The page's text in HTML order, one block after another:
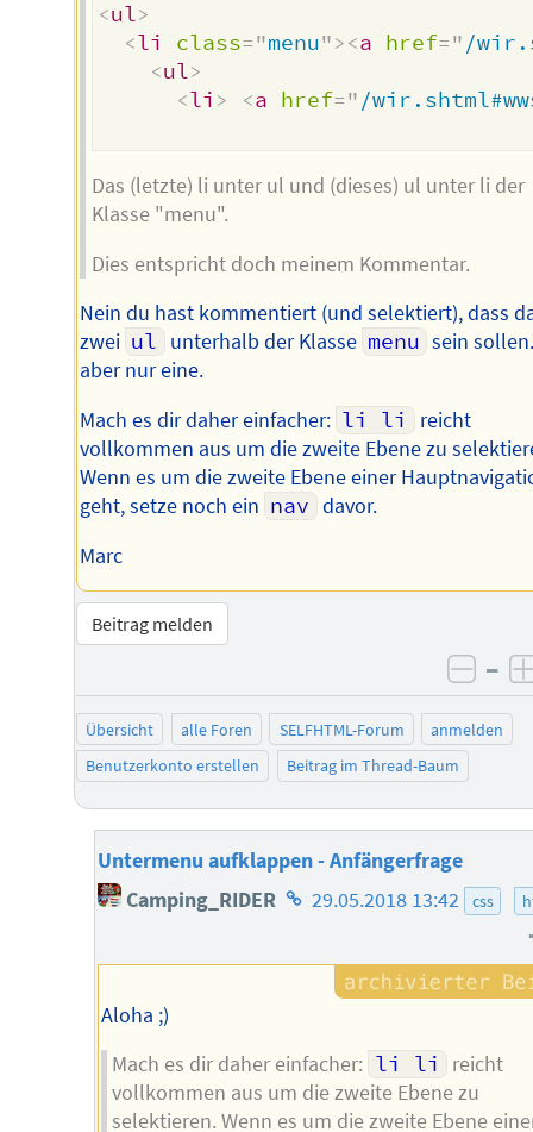
<ul>
<li class="menu"><a href=" /
<ul>
<li > <a href=" /
Das (letzte) li unter ul und (dieses) ul unter li der
Klasse "menu".
Dies entspricht doch meinem Kommentar.
Nein du hast kommentiert (und selektiert), dass
zwei ul unterhalb der Klasse menu sein
aber nur eine.
Mach es dir daher einfacher: li li
reicht
vollkommen aus um die zweite Ebene zu
Wenn es um die zweite Ebene einer
geht, setze noch ein nav davor.
Marc
Beitrag melden
–
Übersicht alle Foren SELFHTML-Forum
anmelden
Benutzerkonto erstellen
Beitrag im Thread-Baum
Untermenu aufklappen - Anfängerfrage
Camping_RIDER Homepage
Autors
29.05.2018 13:42 css
Aloha ;)
Mach es dir daher einfacher: li li
reicht
vollkommen aus um die zweite Ebene zu
selektieren. Wenn es um die zweite Ebene